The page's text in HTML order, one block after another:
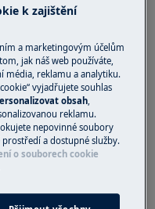
vždy opatrní, u
dvěma
a přiloženou
neopravitelná nebo
důsledky,
k zajištění
a marketingovým účelům
jak náš web používáte,
média, reklamu a analytiku.
vyjadřujete souhlas
obsah,
reklamu.
nepovinné soubory
prostředí a dostupné služby.
o souborech cookie